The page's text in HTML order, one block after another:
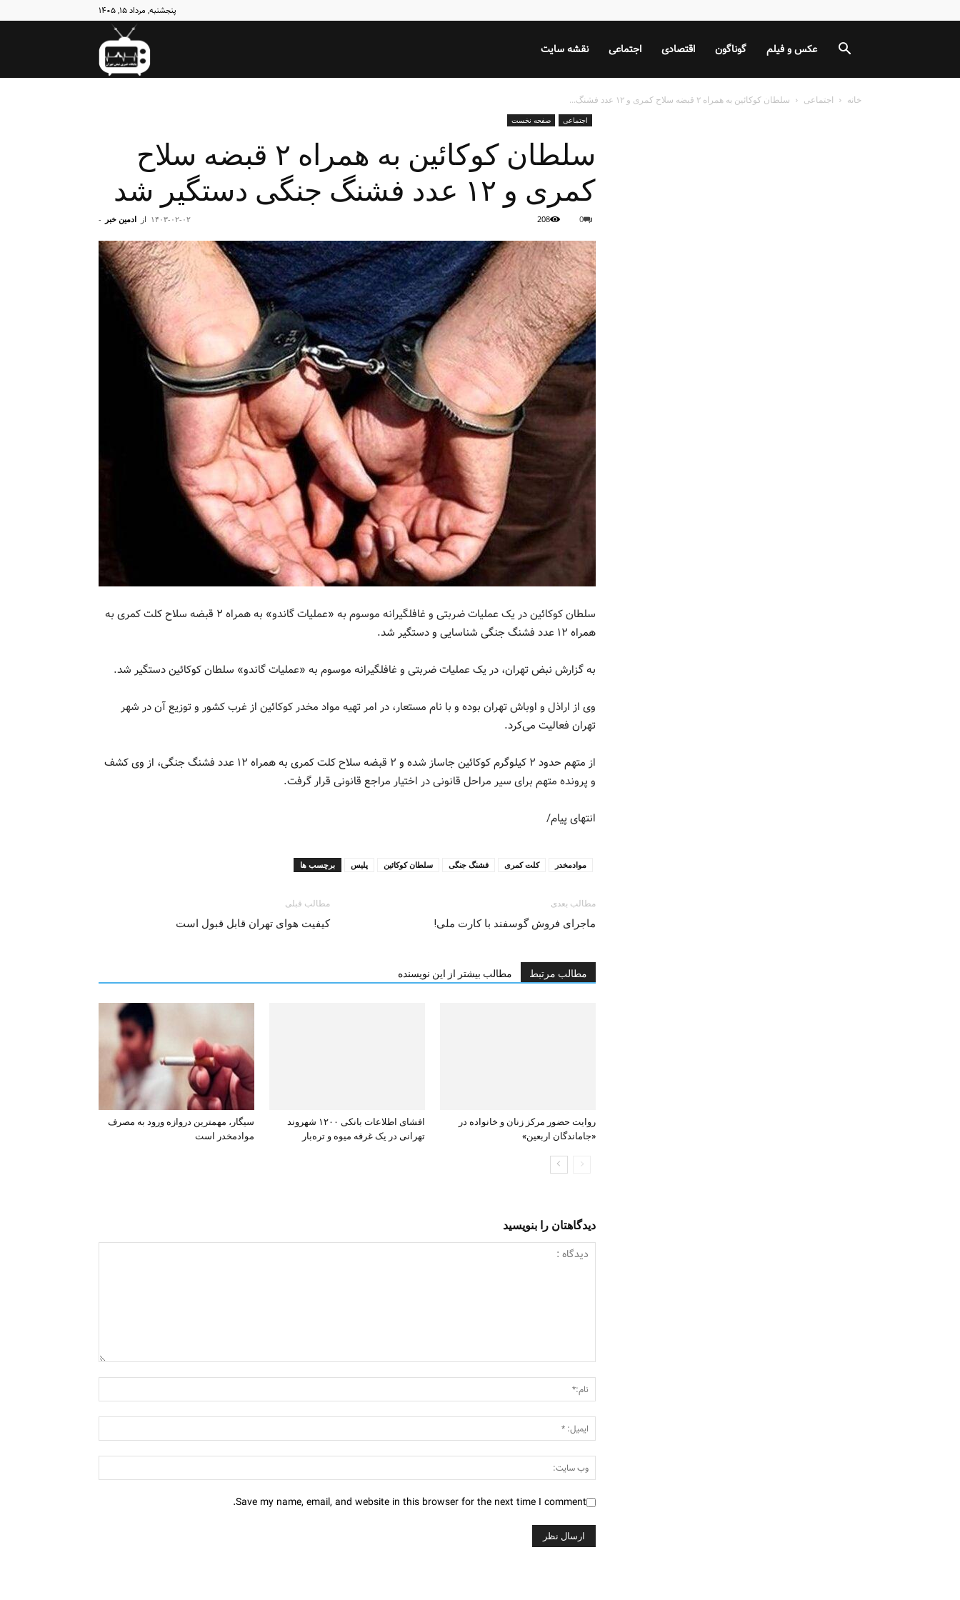
پنجشنبه, مرداد ۱۵, ۱۴۰۵
نبض نقشه سایت اجتماعی اقتصادی گوناگون عکس و فیلم
خانه اجتماعی سلطان‌ کوکائین به همراه ۲ قبضه سلاح کمری و ۱۲ عدد فشنگ...
اجتماعی صفحه نخست
سلطان‌ کوکائین به همراه ۲ قبضه سلاح
کمری و ۱۲ عدد فشنگ جنگی دستگیر شد
از ادمین خبر - ۱۴۰۳-۰۲-۰۲ 0
208
سلطان کوکائین در یک عملیات ضربتی و غافلگیرانه موسوم به «عملیات گاندو» به همراه ۲ قبضه سلاح کلت کمری به
همراه ۱۲ عدد فشنگ جنگی شناسایی و دستگیر شد.
به گزارش نبض تهران، در یک عملیات ضربتی و غافلگیرانه موسوم به «عملیات گاندو» سلطان کوکائین دستگیر شد.
وی از اراذل و اوباش تهران بوده و با نام مستعار، در امر تهیه مواد مخدر کوکائین از غرب کشور و توزیع آن در شهر
تهران فعالیت می‌‌کرد.
از متهم حدود ۲ کیلوگرم کوکائین جاساز شده و ۲ قبضه سلاح کلت کمری به همراه ۱۲ عدد فشنگ جنگی، از وی کشف
و پرونده متهم برای سیر مراحل قانونی در اختیار مراجع قانونی قرار گرفت.
انتهای پیام/
برچسب ها پلیس سلطان کوکائین فشنگ جنگی کلت کمری موادمخدر
مطالب قبلی
کیفیت هوای تهران قابل قبول است
مطالب بعدی
ماجرای فروش گوسفند با کارت ملی!
مطالب مرتبط مطالب بیشتر از این نویسنده
سیگار، مهمترین دروازه ورود به مصرف
موادمخدر است
افشای اطلاعات بانکی ۱۲۰۰ شهروند
تهرانی در یک غرفه میوه و تره‌بار
روایت حضور مرکز زنان و خانواده در
«جاماندگان اربعین»
دیدگاهتان را بنویسید
Save my name, email, and website in this browser for the next time I comment.